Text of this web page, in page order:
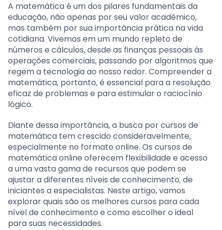
A matemática é um dos pilares fundamentais da
educação, não apenas por seu valor acadêmico,
mas também por sua importância prática na vida
cotidiana. Vivemos em um mundo repleto de
números e cálculos, desde as finanças pessoais às
operações comerciais, passando por algoritmos que
regem a tecnologia ao nosso redor. Compreender a
matemática, portanto, é essencial para a resolução
eficaz de problemas e para estimular o raciocínio
lógico.
Diante dessa importância, a busca por cursos de
matemática tem crescido consideravelmente,
especialmente no formato online. Os cursos de
matemática online oferecem flexibilidade e acesso
a uma vasta gama de recursos que podem se
ajustar a diferentes níveis de conhecimento, de
iniciantes a especialistas. Neste artigo, vamos
explorar quais são os melhores cursos para cada
nível de conhecimento e como escolher o ideal
para suas necessidades.